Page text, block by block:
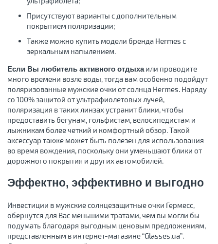
Присутствуют варианты с дополнительным
покрытием поляризации;
Также можно купить модели бренда Hermes с
зеркальным напылением.
Если Вы любитель активного отдыхаили проводите
много времени возле воды, тогда вам особенно подойдут
поляризованные мужские очки от солнца Hermes. Наряду
со 100% защитой от ультрафиолетовых лучей,
поляризация в таких линзах устранит блики, чтобы
предоставить бегунам, гольфистам, велосипедистам и
лыжникам более четкий и комфортный обзор. Такой
аксессуар также может быть полезен для использования
во время вождения, поскольку они уменьшают блики от
дорожного покрытия и других автомобилей.
Эффектно, эффективно и выгодно
Инвестиции в мужские солнцезащитные очки Гермесс,
обернутся для Вас меньшими тратами, чем вы могли бы
подумать благодаря выгодным ценовым предложениям,
представленным в интернет-магазине “Glasses.ua”.